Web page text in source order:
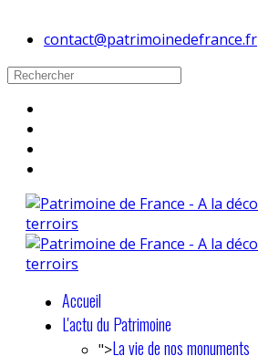
contact@patrimoinedefrance.fr
Accueil
L'actu du Patrimoine
">La vie de nos monuments